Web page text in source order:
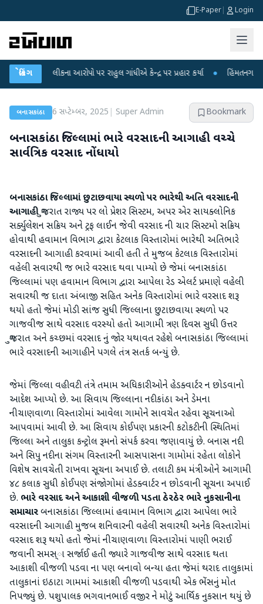
E-Paper Login
બ્રેકિંગ
આરોપો પર રાહુલ ગાંધીએ કેન્દ્ર પર પ્રહાર કર્યા ● હિંમતનગરમાં રહસ્યમય વાયરસ
બનાસકાંઠા 6 સપ્ટેમ્બર, 2025 Super Admin Bookmark
બનાસકાંઠા જિલ્લામાં ભારે વરસાદની આગાહી વચ્ચે
સાર્વત્રિક વરસાદ નોંધાયો
બનાસકાંઠા જિલ્લામાં છુટાછવાયા સ્થળો પર ભારેથી અતિ વરસાદની
આગાહીગુજરાત રાજ્ય પર લો પ્રેશર સિસ્ટમ, અપર એર સાયક્લોનિક
સર્ક્યુલેશન સક્રિય અને ટ્રફ લાઈન જેવી વરસાદ ની ચાર સિસ્ટમો સક્રિય
હોવાથી હવામાન વિભાગ દ્વારા કેટલાક વિસ્તારોમાં ભારેથી અતિભારે
વરસાદની આગાહી કરવામાં આવી હતી તે મુજબ કેટલાક વિસ્તારોમાં
વહેલી સવારથી જ ભારે વરસાદ થવા પામ્યો છે જેમાં બનાસકાંઠા
જિલ્લામાં પણ હવામાન વિભાગ દ્વારા આપેલા રેડ એલર્ટ પ્રમાણે વહેલી
સવારથી જ દાતા અંબાજી સહિત અનેક વિસ્તારોમાં ભારે વરસાદ શરૂ
થયો હતો જેમાં મોડી સાંજ સુધી જિલ્લાના છુટાછવાયા સ્થળો પર
ગાજવીજ સાથે વરસાદ વરસ્યો હતો આગામી ત્રણ દિવસ સુધી ઉત્તર
ગુજરાત અને કચ્છમાં વરસાદ નું જોર યથાવત રહેશે બનાસકાંઠા જિલ્લામાં
ભારે વરસાદની આગાહીને પગલે તંત્ર સતર્ક બન્યું છે.
જેમાં જિલ્લા વહીવટી તંત્રે તમામ અધિકારીઓને હેડક્વાર્ટર ન છોડવાનો
આદેશ આપ્યો છે. આ સિવાય જિલ્લાના નદીકાંઠા અને ડેમના
નીચાણવાળા વિસ્તારોમાં આવેલા ગામોને સાવચેત રહેવા સૂચનાઓ
આપવામાં આવી છે. આ સિવાય કોઈપણ પ્રકારની કટોકટીની સ્થિતિમાં
જિલ્લા અને તાલુકા કન્ટ્રોલ રૂમનો સંપર્ક કરવા જણાવાયું છે. બનાસ નદી
અને સિપુ નદીના સંગમ વિસ્તારની આસપાસના ગામોમાં રહેતા લોકોને
વિશેષ સાવચેતી રાખવા સૂચના અપાઈ છે. તલાટી કમ મંત્રીઓને આગામી
૪૮ કલાક સુધી કોઈપણ સંજોગોમાં હેડક્વાર્ટર ન છોડવાની સૂચના અપાઈ
છે. ભારે વરસાદ અને આકાશી વીજળી પડતા ઠેરઠેર ભારે નુકસાનીના
સમાચારબનાસકાંઠા જિલ્લામાં હવામાન વિભાગ દ્વારા આપેલા ભારે
વરસાદની આગાહી મુજબ શનિવારની વહેલી સવારથી અનેક વિસ્તારોમાં
વરસાદ શરૂ થયો હતો જેમાં નીચાણવાળા વિસ્તારોમાં પાણી ભરાઈ
જવાની સમસ્ા સર્જાઈ હતી જ્યારે ગાજવીજ સાથે વરસાદ થતા
આકાશી વીજળી પડવા ના પણ બનાવો બન્યા હતા જેમાં થરાદ તાલુકામાં
તાલુકાનાં ઇઠાટા ગામમાં આકાશી વીજળી પડવાથી એક ભેંસનું મોત
નિપજ્યું છે. પશુપાલક ભગવાનભાઈ વજીર ને મોટું આર્થિક નુકસાન થયું છે